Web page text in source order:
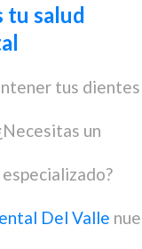
tu salud
tus dientes
un
Del Valle